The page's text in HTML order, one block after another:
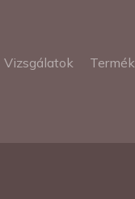
Vizsgálatok